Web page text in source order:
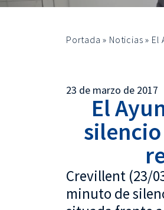
Portada » Noticias » El
23 de marzo de 2017
El
Crevillent (23/
minuto de